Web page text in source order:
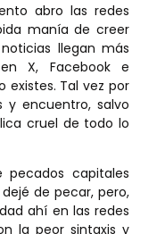
abro las redes
manía de creer
llegan más
X, Facebook e
existes. Tal vez por
y encuentro, salvo
cruel de todo lo
capitales
de pecar, pero,
ahí en las redes
la peor sintaxis y